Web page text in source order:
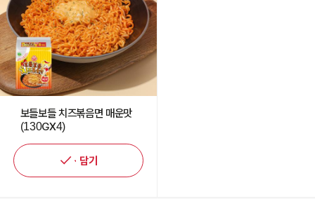
보들보들 치즈볶음면 매운맛
(130GX4)
담기